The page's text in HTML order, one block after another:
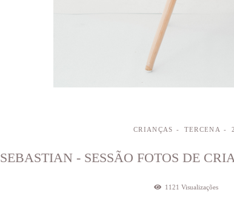
CRIANÇAS TERCENA
SEBASTIAN - SESSÃO FOTOS DE
1121 Visualizações